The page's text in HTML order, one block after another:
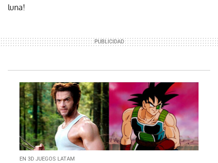
luna!
EN 3D JUEGOS LATAM